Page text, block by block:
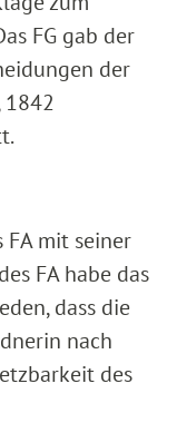
FG gab der
der
1842
FA mit seiner
FA habe das
dass die
nach
des